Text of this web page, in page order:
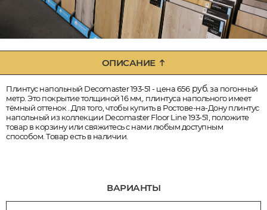
ОПИСАНИЕ
Плинтус напольный Decomaster 193-51 - цена 656руб.за погонный
метр. Это покрытие толщиной 16 мм,. плинтуса напольного имеет
тёмный оттенок . Для того, чтобы купить в Ростове-на-Дону плинтус
напольный из коллекции Decomaster Floor Line 193-51, положите
товар в корзину или свяжитесь с нами любым доступным
способом. Товар есть в наличии.
ВАРИАНТЫ